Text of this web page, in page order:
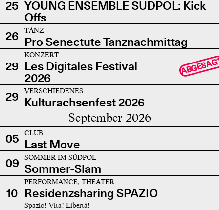
25 YOUNG ENSEMBLE SÜDPOL: Kick
Offs
26
TANZ
Pro Senectute Tanznachmittag
29
KONZERT
Les Digitales Festival
2026
29 VERSCHIEDENES
Kulturachsenfest 2026
September 2026
05 CLUB
Last Move
09
SOMMER IM SÜDPOL
Sommer-Slam
10
PERFORMANCE, THEATER
Residenzsharing SPAZIO
Spazio! Vita! Libertà!